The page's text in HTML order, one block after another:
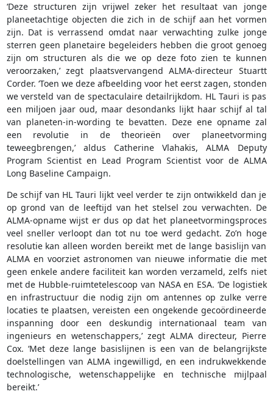
‘Deze structuren zijn vrijwel zeker het resultaat van jonge
planeetachtige objecten die zich in de schijf aan het vormen
zijn. Dat is verrassend omdat naar verwachting zulke jonge
sterren geen planetaire begeleiders hebben die groot genoeg
zijn om structuren als die we op deze foto zien te kunnen
veroorzaken,’ zegt plaatsvervangend ALMA-directeur Stuartt
Corder. ‘Toen we deze afbeelding voor het eerst zagen, stonden
we versteld van de spectaculaire detailrijkdom. HL Tauri is pas
een miljoen jaar oud, maar desondanks lijkt haar schijf al tal
van planeten-in-wording te bevatten. Deze ene opname zal
een revolutie in de theorieën over planeetvorming
teweegbrengen,’ aldus Catherine Vlahakis, ALMA Deputy
Program Scientist en Lead Program Scientist voor de ALMA
Long Baseline Campaign.
De schijf van HL Tauri lijkt veel verder te zijn ontwikkeld dan je
op grond van de leeftijd van het stelsel zou verwachten. De
ALMA-opname wijst er dus op dat het planeetvormingsproces
veel sneller verloopt dan tot nu toe werd gedacht. Zo’n hoge
resolutie kan alleen worden bereikt met de lange basislijn van
ALMA en voorziet astronomen van nieuwe informatie die met
geen enkele andere faciliteit kan worden verzameld, zelfs niet
met de Hubble-ruimtetelescoop van NASA en ESA. ‘De logistiek
en infrastructuur die nodig zijn om antennes op zulke verre
locaties te plaatsen, vereisten een ongekende gecoördineerde
inspanning door een deskundig internationaal team van
ingenieurs en wetenschappers,’ zegt ALMA directeur, Pierre
Cox. ‘Met deze lange basislijnen is een van de belangrijkste
doelstellingen van ALMA ingewilligd, en een indrukwekkende
technologische, wetenschappelijke en technische mijlpaal
bereikt.’